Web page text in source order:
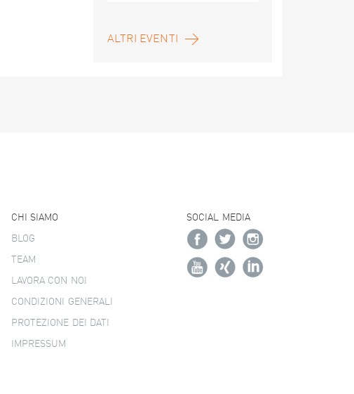
ALTRI EVENTI
CHI SIAMO
BLOG
TEAM
LAVORA CON NOI
CONDIZIONI GENERALI
PROTEZIONE DEI DATI
IMPRESSUM
SOCIAL MEDIA